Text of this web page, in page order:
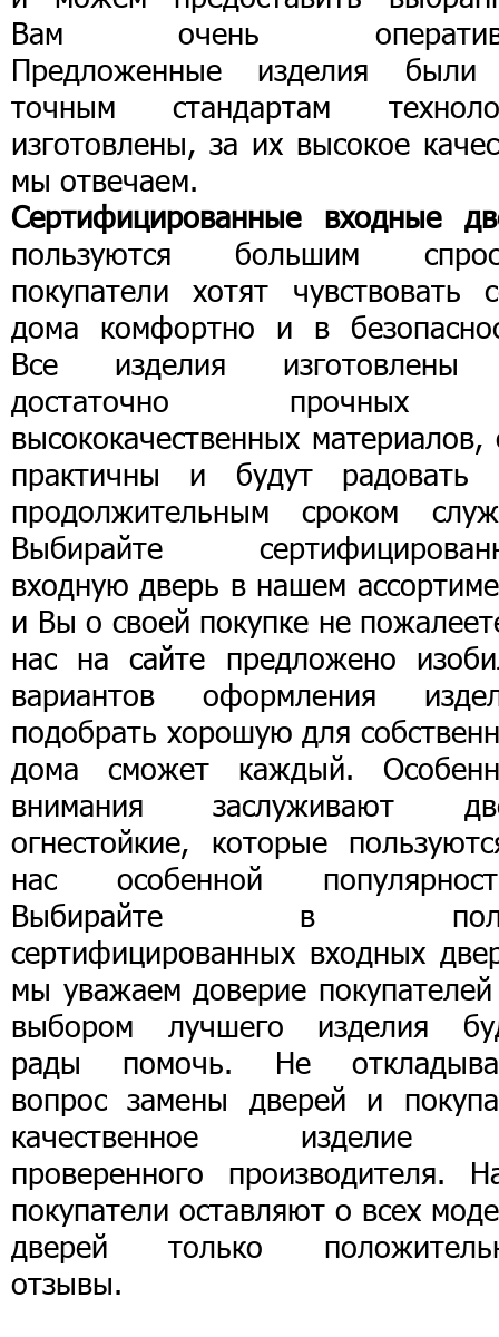
Вам очень
Предложенные изделия
точным стандартам
изготовлены, за их высокое
мы отвечаем.
Сертифицированные входные
пользуются большим
покупатели хотят чувствовать
дома комфортно и в
Все изделия
достаточно
высококачественных материалов,
практичны и будут радовать
продолжительным сроком
Выбирайте
входную дверь в нашем
и Вы о своей покупке не
нас на сайте предложено
вариантов оформления
подобрать хорошую для
дома сможет каждый.
внимания заслуживают
огнестойкие, которые
нас особенной
Выбирайте в
сертифицированных входных
мы уважаем доверие
выбором лучшего изделия
рады помочь. Не
вопрос замены дверей и
качественное изделие
проверенного производителя.
покупатели оставляют о всех
дверей только
отзывы.